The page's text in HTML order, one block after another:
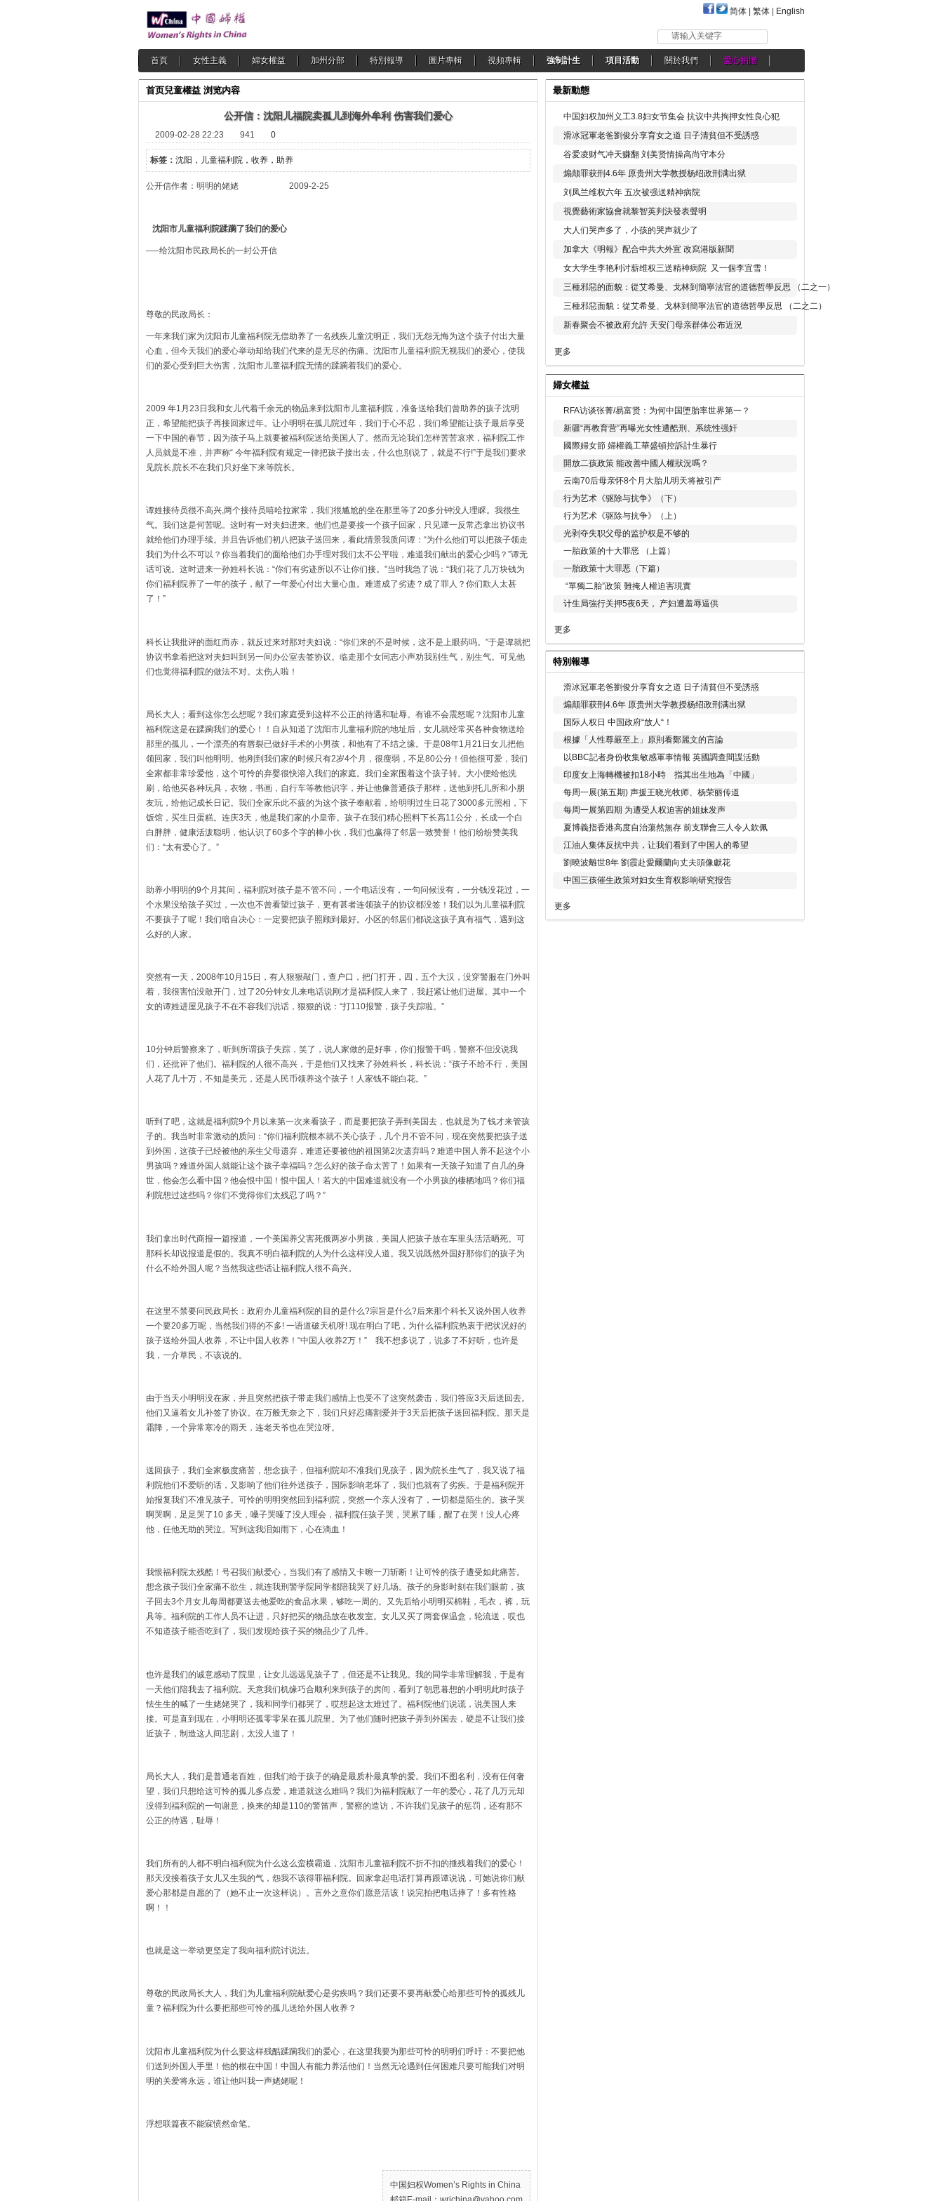
简体 繁体 English
请输入关键字
首頁 女性主義 婦女權益 加州分部 特別報導 圖片專輯 視頻專輯 強制計生 項目活動 關於我們 愛心捐贈
首页兒童權益 浏览内容
公开信：沈阳儿福院卖孤儿到海外牟利 伤害我们爱心
2009-02-28 22:23 941 0
标签： 沈阳，儿童福利院，收养，助养
公开信作者：明明的姥姥 2009-2-25
沈阳市儿童福利院蹂躏了我们的爱心
—–给沈阳市民政局长的一封公开信
尊敬的民政局长：
一年来我们家为沈阳市儿童福利院无偿助养了一名残疾儿童沈明正，我们无怨无悔为这个孩子付出大量
心血，但今天我们的爱心举动却给我们代来的是无尽的伤痛。沈阳市儿童福利院无视我们的爱心，使我
们的爱心受到巨大伤害，沈阳市儿童福利院无情的蹂躏着我们的爱心。
2009 年1月23日我和女儿代着千余元的物品来到沈阳市儿童福利院，准备送给我们曾助养的孩子沈明
正，希望能把孩子再接回家过年。让小明明在孤儿院过年，我们于心不忍，我们希望能让孩子最后享受
一下中国的春节，因为孩子马上就要被福利院送给美国人了。然而无论我们怎样苦苦哀求，福利院工作
人员就是不准，并声称“ 今年福利院有规定一律把孩子接出去，什么也别说了，就是不行!”于是我们要求
见院长,院长不在我们只好坐下来等院长。
谭姓接待员很不高兴,两个接待员嘻哈拉家常，我们很尴尬的坐在那里等了20多分钟没人理睬。我很生
气。我们这是何苦呢。这时有一对夫妇进来。他们也是要接一个孩子回家，只见谭一反常态拿出协议书
就给他们办理手续。并且告诉他们初八把孩子送回来，看此情景我质问谭：“为什么他们可以把孩子领走
我们为什么不可以？你当着我们的面给他们办手理对我们太不公平啦，难道我们献出的爱心少吗？”谭无
话可说。这时进来一孙姓科长说：“你们有劣迹所以不让你们接。”当时我急了说：“我们花了几万块钱为
你们福利院养了一年的孩子，献了一年爱心付出大量心血。难道成了劣迹？成了罪人？你们欺人太甚
了！”
科长让我批评的面红而赤，就反过来对那对夫妇说：“你们来的不是时候，这不是上眼药吗。”于是谭就把
协议书拿着把这对夫妇叫到另一间办公室去签协议。临走那个女同志小声劝我别生气，别生气。可见他
们也觉得福利院的做法不对。太伤人啦！
局长大人；看到这你怎么想呢？我们家庭受到这样不公正的待遇和耻辱。有谁不会震怒呢？沈阳市儿童
福利院这是在蹂躏我们的爱心！！自从知道了沈阳市儿童福利院的地址后，女儿就经常买各种食物送给
那里的孤儿，一个漂亮的有唇裂已做好手术的小男孩，和他有了不结之缘。于是08年1月21日女儿把他
领回家，我们叫他明明。他刚到我们家的时候只有2岁4个月，很瘦弱，不足80公分！但他很可爱，我们
全家都非常珍爱他，这个可怜的弃婴很快溶入我们的家庭。我们全家围着这个孩子转。大小便给他洗
刷，给他买各种玩具，衣物，书画，自行车等教他识字，并让他像普通孩子那样，送他到托儿所和小朋
友玩，给他记成长日记。我们全家乐此不疲的为这个孩子奉献着，给明明过生日花了3000多元照相，下
饭馆，买生日蛋糕。连庆3天，他是我们家的小皇帝。孩子在我们精心照料下长高11公分，长成一个白
白胖胖，健康活泼聪明，他认识了60多个字的棒小伙，我们也赢得了邻居一致赞誉！他们纷纷赞美我
们：“太有爱心了。”
助养小明明的9个月其间，福利院对孩子是不管不问，一个电话没有，一句问候没有，一分钱没花过，一
个水果没给孩子买过，一次也不曾看望过孩子，更有甚者连领孩子的协议都没签！我们以为儿童福利院
不要孩子了呢！我们暗自决心：一定要把孩子照顾到最好。小区的邻居们都说这孩子真有福气，遇到这
么好的人家。
突然有一天，2008年10月15日，有人狠狠敲门，查户口，把门打开，四，五个大汉，没穿警服在门外叫
着，我很害怕没敢开门，过了20分钟女儿来电话说刚才是福利院人来了，我赶紧让他们进屋。其中一个
女的谭姓进屋见孩子不在不容我们说话，狠狠的说：“打110报警，孩子失踪啦。”
10分钟后警察来了，听到所谓孩子失踪，笑了，说人家做的是好事，你们报警干吗，警察不但没说我
们，还批评了他们。福利院的人很不高兴，于是他们又找来了孙姓科长，科长说：“孩子不给不行，美国
人花了几十万，不知是美元，还是人民币领养这个孩子！人家钱不能白花。”
听到了吧，这就是福利院9个月以来第一次来看孩子，而是要把孩子弄到美国去，也就是为了钱才来管孩
子的。我当时非常激动的质问：“你们福利院根本就不关心孩子，几个月不管不问，现在突然要把孩子送
到外国，这孩子已经被他的亲生父母遗弃，难道还要被他的祖国第2次遗弃吗？难道中国人养不起这个小
男孩吗？难道外国人就能让这个孩子幸福吗？怎么好的孩子命太苦了！如果有一天孩子知道了自几的身
世，他会怎么看中国？他会恨中国！恨中国人！若大的中国难道就没有一个小男孩的棲栖地吗？你们福
利院想过这些吗？你们不觉得你们太残忍了吗？”
我们拿出时代商报一篇报道，一个美国养父害死俄两岁小男孩，美国人把孩子放在车里头活活晒死。可
那科长却说报道是假的。我真不明白福利院的人为什么这样没人道。我又说既然外国好那你们的孩子为
什么不给外国人呢？当然我这些话让福利院人很不高兴。
在这里不禁要问民政局长：政府办儿童福利院的目的是什么?宗旨是什么?后来那个科长又说外国人收养
一个要20多万呢，当然我们得的不多! 一语道破天机呀! 现在明白了吧，为什么福利院热衷于把状况好的
孩子送给外国人收养，不让中国人收养！“中国人收养2万！” 我不想多说了，说多了不好听，也许是
我，一介草民，不该说的。
由于当天小明明没在家，并且突然把孩子带走我们感情上也受不了这突然袭击，我们答应3天后送回去。
他们又逼着女儿补签了协议。在万般无奈之下，我们只好忍痛割爱并于3天后把孩子送回福利院。那天是
霜降，一个异常寒冷的雨天，连老天爷也在哭泣呀。
送回孩子，我们全家极度痛苦，想念孩子，但福利院却不准我们见孩子，因为院长生气了，我又说了福
利院他们不爱听的话，又影响了他们往外送孩子，国际影响老坏了，我们也就有了劣疾。于是福利院开
始报复我们不准见孩子。可怜的明明突然回到福利院，突然一个亲人没有了，一切都是陌生的。孩子哭
啊哭啊，足足哭了10 多天，嗓子哭哑了没人理会，福利院任孩子哭，哭累了睡，醒了在哭！没人心疼
他，任他无助的哭泣。写到这我泪如雨下，心在滴血！
我恨福利院太残酷！号召我们献爱心，当我们有了感情又卡嚓一刀斩断！让可怜的孩子遭受如此痛苦。
想念孩子我们全家痛不欲生，就连我刑警学院同学都陪我哭了好几场。孩子的身影时刻在我们眼前，孩
子回去3个月女儿每周都要送去他爱吃的食品水果，够吃一周的。又先后给小明明买棉鞋，毛衣，裤，玩
具等。福利院的工作人员不让进，只好把买的物品放在收发室。女儿又买了两套保温盒，轮流送，哎也
不知道孩子能否吃到了，我们发现给孩子买的物品少了几件。
也许是我们的诚意感动了院里，让女儿远远见孩子了，但还是不让我见。我的同学非常理解我，于是有
一天他们陪我去了福利院。天意我们机缘巧合顺利来到孩子的房间，看到了朝思暮想的小明明此时孩子
怯生生的喊了一生姥姥哭了，我和同学们都哭了，哎想起这太难过了。福利院他们说谎，说美国人来
接。可是直到现在，小明明还孤零零呆在孤儿院里。为了他们随时把孩子弄到外国去，硬是不让我们接
近孩子，制造这人间悲剧，太没人道了！
局长大人，我们是普通老百姓，但我们给于孩子的确是最质朴最真挚的爱。我们不图名利，没有任何奢
望，我们只想给这可怜的孤儿多点爱，难道就这么难吗？我们为福利院献了一年的爱心，花了几万元却
没得到福利院的一句谢意，换来的却是110的警笛声，警察的造访，不许我们见孩子的惩罚，还有那不
公正的待遇，耻辱！
我们所有的人都不明白福利院为什么这么蛮横霸道，沈阳市儿童福利院不折不扣的捶残着我们的爱心！
那天没接着孩子女儿又生我的气，怨我不该得罪福利院。回家拿起电话打算再跟谭说说，可她说你们献
爱心那都是自愿的了（她不止一次这样说）。言外之意你们愿意活该！说完拍把电话摔了！多有性格
啊！！
也就是这一举动更坚定了我向福利院讨说法。
尊敬的民政局长大人，我们为儿童福利院献爱心是劣疾吗？我们还要不要再献爱心给那些可怜的孤残儿
童？福利院为什么要把那些可怜的孤儿送给外国人收养？
沈阳市儿童福利院为什么要这样残酷蹂躏我们的爱心，在这里我要为那些可怜的明明们呼吁：不要把他
们送到外国人手里！他的根在中国！中国人有能力养活他们！当然无论遇到任何困难只要可能我们对明
明的关爱将永远，谁让他叫我一声姥姥呢！
浮想联篇夜不能寐愤然命笔。
中国妇权Women’s Rights in China
最新動態
中国妇权加州义工3.8妇女节集会 抗议中共拘押女性良心犯
滑冰冠軍老爸劉俊分享育女之道 日子清貧但不受誘惑
谷爱凌财气冲天赚翻 刘美贤情操高尚守本分
煽颠罪获刑4.6年 原贵州大学教授杨绍政刑满出狱
刘凤兰维权六年 五次被强送精神病院
視覺藝術家協會就黎智英判決發表聲明
大人们哭声多了，小孩的哭声就少了
加拿大《明報》配合中共大外宣 改寫港版新聞
女大学生李艳利讨薪维权三送精神病院 又一個李宜雪！
三種邪惡的面貌：從艾希曼、戈林到簡寧法官的道德哲學反思 （二之一）
三種邪惡面貌：從艾希曼、戈林到簡寧法官的道德哲學反思 （二之二）
新春聚会不被政府允許 天安门母亲群体公布近況
更多
婦女權益
RFA访谈张菁/易富贤：为何中国堕胎率世界第一？
新疆“再教育营”再曝光女性遭酷刑、系统性强奸
國際婦女節 婦權義工華盛頓控訴計生暴行
開放二孩政策 能改善中國人權狀況嗎？
云南70后母亲怀8个月大胎儿明天将被引产
行为艺术《驱除与抗争》（下）
行为艺术《驱除与抗争》（上）
光剥夺失职父母的监护权是不够的
一胎政策的十大罪恶 （上篇）
一胎政策十大罪恶（下篇）
“單獨二胎”政策 難掩人權迫害現實
计生局強行关押5夜6天， 产妇遭羞辱逼供
更多
特別報導
滑冰冠軍老爸劉俊分享育女之道 日子清貧但不受誘惑
煽颠罪获刑4.6年 原贵州大学教授杨绍政刑满出狱
国际人权日 中国政府“放人“！
根據「人性尊嚴至上」原則看鄭麗文的言論
以BBC記者身份收集敏感軍事情報 英國調查間諜活動
印度女上海轉機被扣18小時 指其出生地為「中國」
每周一展(第五期) 声援王晓光牧师、杨荣丽传道
每周一展第四期 为遭受人权迫害的姐妹发声
夏博義指香港高度自治蕩然無存 前支聯會三人令人欽佩
江油人集体反抗中共，让我们看到了中国人的希望
劉曉波離世8年 劉霞赴愛爾蘭向丈夫頭像獻花
中国三孩催生政策对妇女生育权影响研究报告
更多